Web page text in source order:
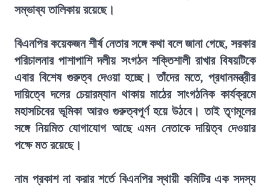
সম্ভাব্য তালিকায় রয়েছে।
বিএনপির কয়েকজন শীর্ষ নেতার সঙ্গে কথা বলে জানা গেছে, সরকার
পরিচালনার পাশাপাশি দলীয় সংগঠন শক্তিশালী রাখার বিষয়টিকে
এবার বিশেষ গুরুত্ব দেওয়া হচ্ছে। তাঁদের মতে, প্রধানমন্ত্রীর
দায়িত্বে দলের চেয়ারম্যান থাকায় মাঠের সাংগঠনিক কার্যক্রমে
মহাসচিবের ভূমিকা আরও গুরুত্বপূর্ণ হয়ে উঠবে। তাই তৃণমূলের
সঙ্গে নিয়মিত যোগাযোগ আছে এমন নেতাকে দায়িত্ব দেওয়ার
পক্ষে মত রয়েছে।
নাম প্রকাশ না করার শর্তে বিএনপির স্থায়ী কমিটির এক সদস্য